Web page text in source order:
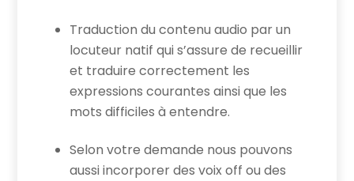
Traduction du contenu audio par un
locuteur natif qui s’assure de recueillir
et traduire correctement les
expressions courantes ainsi que les
mots difficiles à entendre.
Selon votre demande nous pouvons
aussi incorporer des voix off ou des